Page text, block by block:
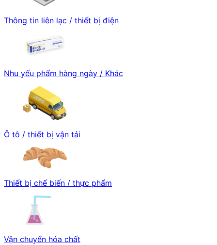
Thông tin liên lạc / thiết bị điện
Nhu yếu phẩm hàng ngày / Khác
Ô tô / thiết bị vận tải
Thiết bị chế biến / thực phẩm
Vận chuyển hóa chất